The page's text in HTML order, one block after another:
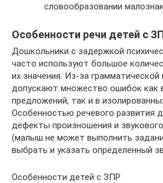
словообразовании
Особенности речи детей с
Дошкольники с задержкой
часто используют большое
их значения. Из-за
допускают множество ошибок как
предложений, так и в
Особенностью речевого развития
дефекты произношения и
(малыш не может выполнить
выбрать и указать определенный
Особенности детей с ЗПР